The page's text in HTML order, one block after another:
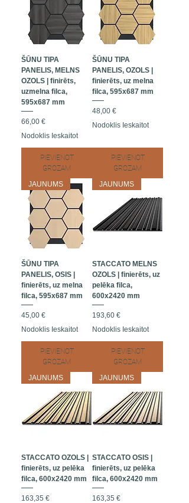
ŠŪNU TIPA
PANELIS, MELNS
OZOLS | finirēts,
uzmelna filca,
595x687 mm
Cena
66,00 €
Nodoklis Ieskaitot
PIEVIENOT
GROZAM
ŠŪNU TIPA
PANELIS, OZOLS |
finierēts, uz melna
filca, 595x687 mm
Cena
48,00 €
Nodoklis Ieskaitot
PIEVIENOT
GROZAM
JAUNUMS
ŠŪNU TIPA
PANELIS, OSIS |
finierēts, uz melna
filca, 595x687 mm
Cena
45,00 €
Nodoklis Ieskaitot
PIEVIENOT
GROZAM
JAUNUMS
STACCATO MELNS
OZOLS | finierēts, uz
pelēka filca,
600x2420 mm
Cena
193,60 €
Nodoklis Ieskaitot
PIEVIENOT
GROZAM
JAUNUMS
STACCATO OZOLS |
finierēts, uz pelēka
filca, 600x2420 mm
Cena
163,35 €
JAUNUMS
STACCATO OSIS |
finierēts, uz pelēka
filca, 600x2420 mm
Cena
163,35 €